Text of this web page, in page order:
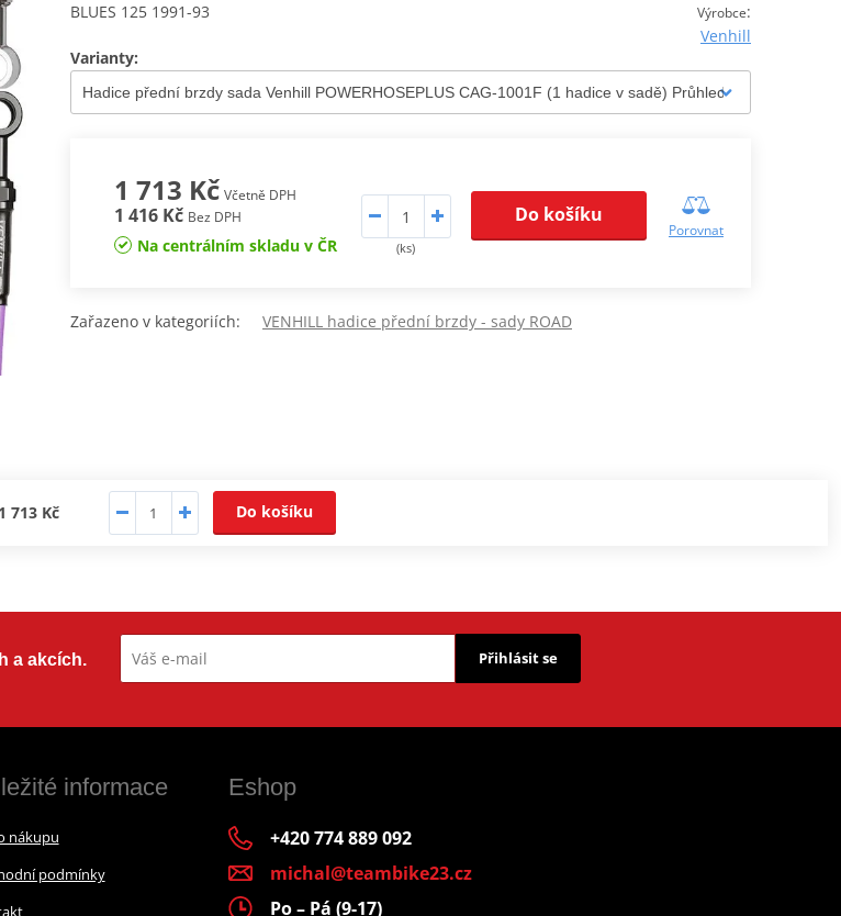
Výrobce:
Venhill
BLUES 125 1991-93
Varianty:
1 713 Kč Včetně DPH
1 416 Kč Bez DPH
Na centrálním skladu v ČR (ks)
Do košíku
Porovnat
Zařazeno v kategoriích: VENHILL hadice přední brzdy - sady ROAD
1 713 Kč Do košíku
a akcích. Přihlásit se
informace
nákupu
podmínky
Eshop
+420 774 889 092
michal@teambike23.cz
Po – Pá (9-17)